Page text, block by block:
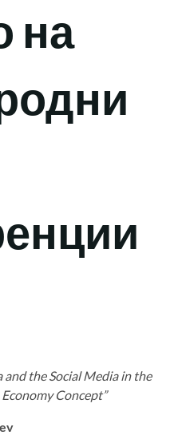
на
and the Social Media in the
Concept”